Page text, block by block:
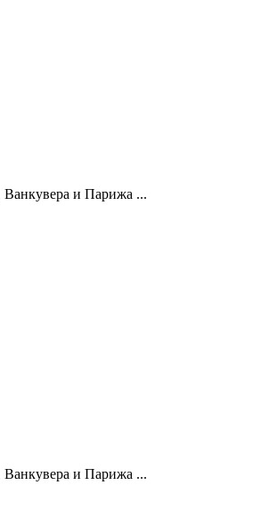
Ванкувера и Парижа ...
Ванкувера и Парижа ...